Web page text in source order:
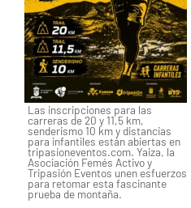
Las inscripciones para las
carreras de 20 y 11,5 km,
senderismo 10 km y distancias
para infantiles están abiertas en
tripasioneventos.com. Yaiza, la
Asociación Femés Activo y
Tripasión Eventos unen esfuerzos
para retomar esta fascinante
prueba de montaña.